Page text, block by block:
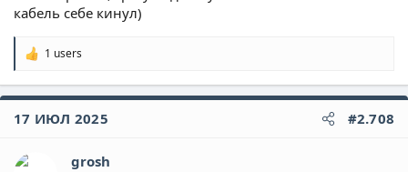
кабель себе кинул)
Р
а
к
ц
:
1 users
17 ИЮЛ 2025 #2.708
grosh